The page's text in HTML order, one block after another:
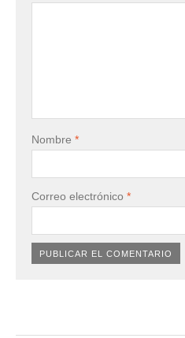
Nombre *
Correo electrónico *